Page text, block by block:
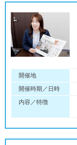
開催地
開催時期／日時
内容／特徴